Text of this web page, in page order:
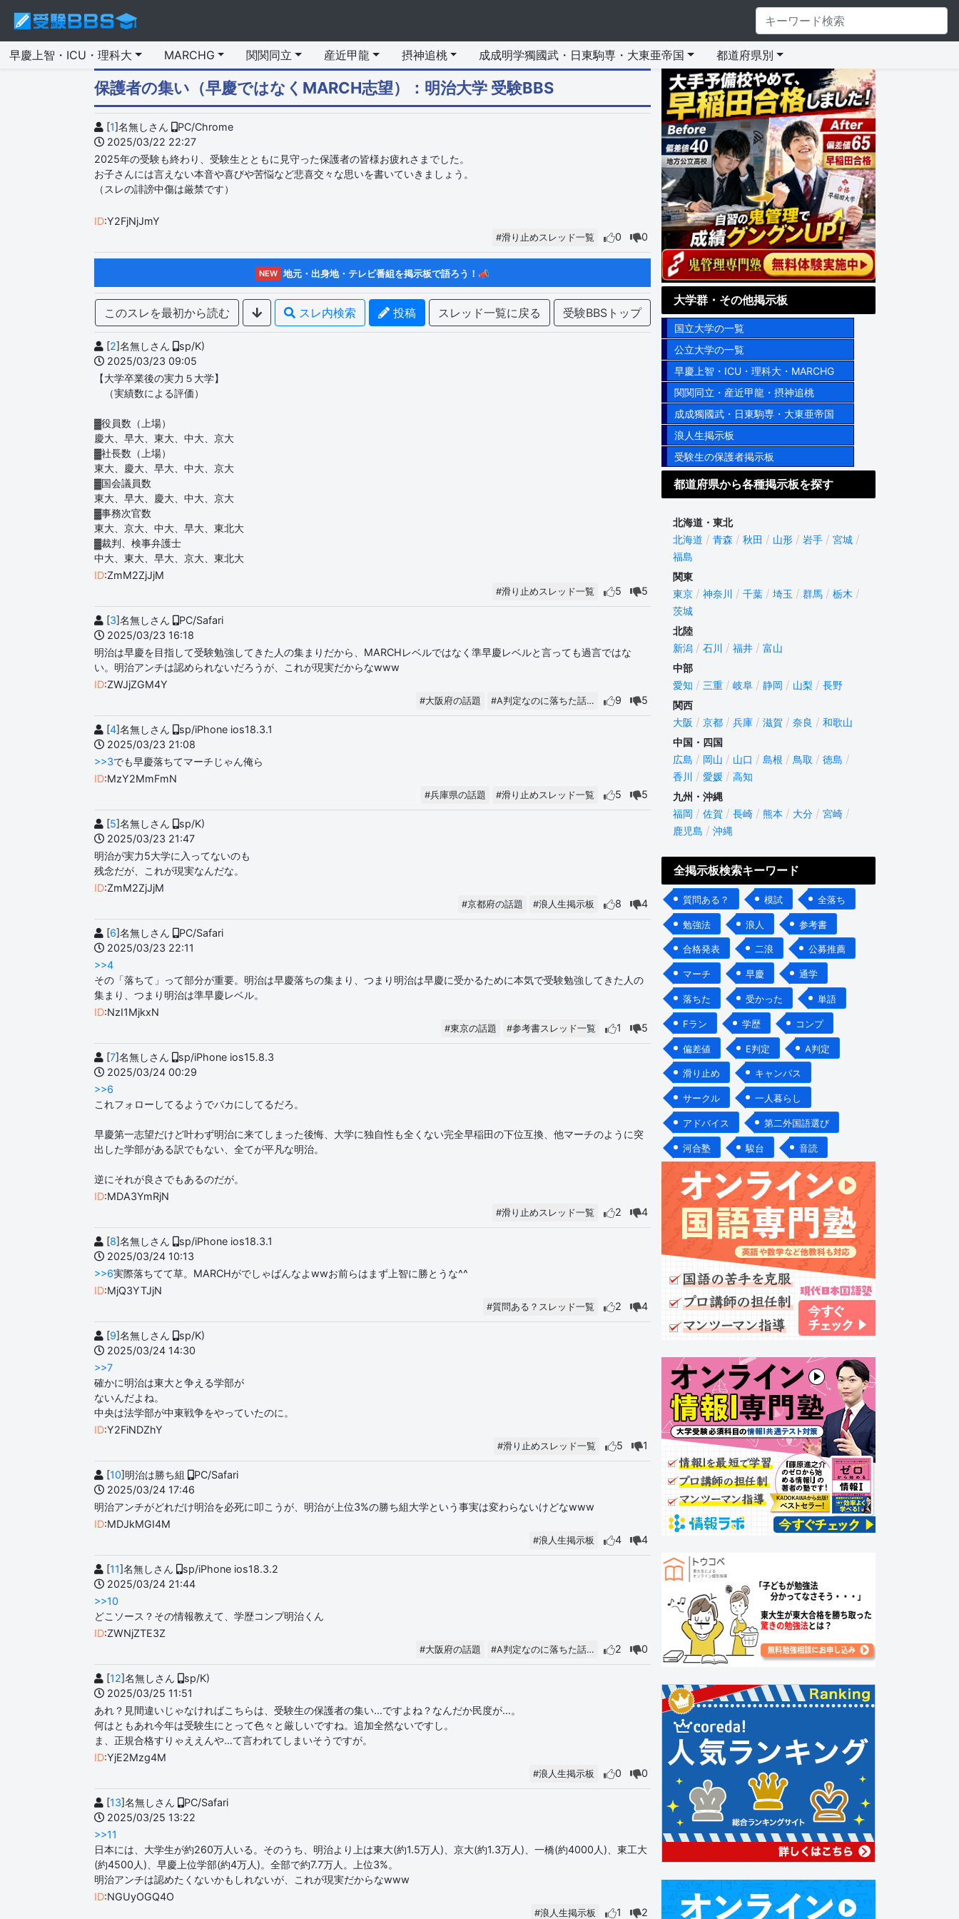
早慶上智・ICU・理科大 MARCHG 関関同立 産近甲龍 摂神追桃 成成明学獨國武・日東駒専・大東亜帝国 都道府県別
保護者の集い（早慶ではなくMARCH志望） ：明治大学 受験BBS
[1]名無しさん
PC/Chrome
2025/03/22 22:27
2025年の受験も終わり、受験生とともに見守った保護者の皆様お疲れさまでした。
お子さんには言えない本音や喜びや苦悩など悲喜交々な思いを書いていきましょう。
（スレの誹謗中傷は厳禁です）
ID:Y2FjNjJmY
#滑り止めスレッド一覧 0 0
NEW 地元・出身地・テレビ番組を掲示板で語ろう！📣
このスレを最初から読む スレ内検索 投稿 スレッド一覧に戻る 受験BBSトップ
[2]名無しさん
sp/K)
2025/03/23 09:05
【大学卒業後の実力５大学】
（実績数による評価）
▓役員数（上場）
慶大、早大、東大、中大、京大
▓社長数（上場）
東大、慶大、早大、中大、京大
▓国会議員数
東大、早大、慶大、中大、京大
▓事務次官数
東大、京大、中大、早大、東北大
▓裁判、検事弁護士
中大、東大、早大、京大、東北大
ID:ZmM2ZjJjM
#滑り止めスレッド一覧 5 5
[3]名無しさん
PC/Safari
2025/03/23 16:18
明治は早慶を目指して受験勉強してきた人の集まりだから、MARCHレベルではなく準早慶レベルと言っても過言ではな
い。明治アンチは認められないだろうが、これが現実だからなwww
ID:ZWJjZGM4Y
#大阪府の話題 #A判定なのに落ちた話… 9 5
[4]名無しさん
sp/iPhone ios18.3.1
2025/03/23 21:08
>>3でも早慶落ちてマーチじゃん俺ら
ID:MzY2MmFmN
#兵庫県の話題 #滑り止めスレッド一覧 5 5
[5]名無しさん
sp/K)
2025/03/23 21:47
明治が実力5大学に入ってないのも
残念だが、これが現実なんだな。
ID:ZmM2ZjJjM
#京都府の話題 #浪人生掲示板 8 4
[6]名無しさん
PC/Safari
2025/03/23 22:11
>>4
その「落ちて」って部分が重要。明治は早慶落ちの集まり、つまり明治は早慶に受かるために本気で受験勉強してきた人の
集まり、つまり明治は準早慶レベル。
ID:NzI1MjkxN
#東京の話題 #参考書スレッド一覧 1 5
[7]名無しさん
sp/iPhone ios15.8.3
2025/03/24 00:29
>>6
これフォローしてるようでバカにしてるだろ。
早慶第一志望だけど叶わず明治に来てしまった後悔、大学に独自性も全くない完全早稲田の下位互換、他マーチのように突
出した学部がある訳でもない、全てが平凡な明治。
逆にそれが良さでもあるのだが。
ID:MDA3YmRjN
#滑り止めスレッド一覧 2 4
[8]名無しさん
sp/iPhone ios18.3.1
2025/03/24 10:13
>>6実際落ちてて草。MARCHがでしゃばんなよwwお前らはまず上智に勝とうな^^
ID:MjQ3YTJjN
#質問ある？スレッド一覧 2 4
[9]名無しさん
sp/K)
2025/03/24 14:30
>>7
確かに明治は東大と争える学部が
ないんだよね。
中央は法学部が中東戦争をやっていたのに。
ID:Y2FiNDZhY
#滑り止めスレッド一覧 5 1
[10]明治は勝ち組
PC/Safari
2025/03/24 17:46
明治アンチがどれだけ明治を必死に叩こうが、明治が上位3%の勝ち組大学という事実は変わらないけどなwww
ID:MDJkMGI4M
#浪人生掲示板 4 4
[11]名無しさん
sp/iPhone ios18.3.2
2025/03/24 21:44
>>10
どこソース？その情報教えて、学歴コンプ明治くん
ID:ZWNjZTE3Z
#大阪府の話題 #A判定なのに落ちた話… 2 0
[12]名無しさん
sp/K)
2025/03/25 11:51
あれ？見間違いじゃなければこちらは、受験生の保護者の集い…ですよね？なんだか民度が…。
何はともあれ今年は受験生にとって色々と厳しいですね。追加全然ないですし。
ま、正規合格すりゃええんや…て言われてしまいそうですが。
ID:YjE2Mzg4M
#浪人生掲示板 0 0
[13]名無しさん
PC/Safari
2025/03/25 13:22
>>11
日本には、大学生が約260万人いる。そのうち、明治より上は東大(約1.5万人)、京大(約1.3万人)、一橋(約4000人)、東工大
(約4500人)、早慶上位学部(約4万人)。全部で約7.7万人。上位3%。
明治アンチは認めたくないかもしれないが、これが現実だからなwww
ID:NGUyOGQ4O
#浪人生掲示板 1 2
大学群・その他掲示板
国立大学の一覧
公立大学の一覧
早慶上智・ICU・理科大・MARCHG
関関同立・産近甲龍・摂神追桃
成成獨國武・日東駒専・大東亜帝国
浪人生掲示板
受験生の保護者掲示板
都道府県から各種掲示板を探す
北海道・東北
北海道
青森 秋田 山形 岩手
宮城
福島
関東
東京
神奈川 千葉 埼玉 群馬
栃木
茨城
北陸
新潟
石川 福井
富山
中部
愛知
三重 岐阜 静岡 山梨
長野
関西
大阪
京都 兵庫 滋賀 奈良
和歌山
中国・四国
広島
岡山 山口 島根 鳥取
徳島
香川
愛媛
高知
九州・沖縄
福岡
佐賀 長崎 熊本 大分
宮崎
鹿児島
沖縄
全掲示板検索キーワード
質問ある？ 模試 全落ち
勉強法 浪人 参考書
合格発表 二浪 公募推薦
マーチ 早慶 通学
落ちた 受かった 単語
Fラン 学歴 コンプ
偏差値 E判定 A判定
滑り止め キャンパス
サークル 一人暮らし
アドバイス 第二外国語選び
河合塾 駿台 音読